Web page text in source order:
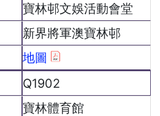
寶林邨文娛活動會堂
新界將軍澳寶林邨
地圖
Q1902
寶林體育館